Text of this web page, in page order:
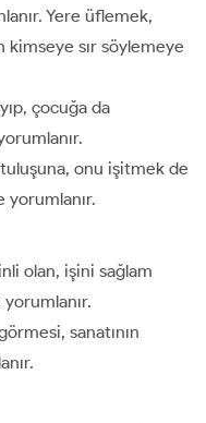
Yere üflemek,
kimseye sır söylemeye
çocuğa da
onu işitmek de
olan, işini sağlam
sanatının